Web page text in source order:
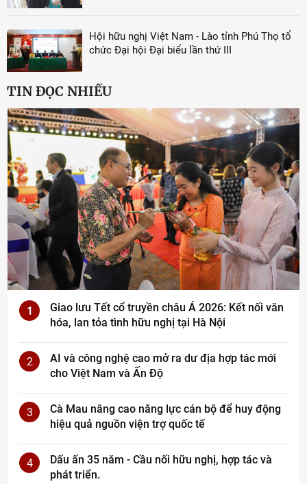
Hội hữu nghị Việt Nam - Lào tỉnh Phú Thọ tổ
chức Đại hội Đại biểu lần thứ III
TIN ĐỌC NHIỀU
1
Giao lưu Tết cổ truyền châu Á 2026: Kết nối văn
hóa, lan tỏa tình hữu nghị tại Hà Nội
2
AI và công nghệ cao mở ra dư địa hợp tác mới
cho Việt Nam và Ấn Độ
3
Cà Mau nâng cao năng lực cán bộ để huy động
hiệu quả nguồn viện trợ quốc tế
4
Dấu ấn 35 năm - Cầu nối hữu nghị, hợp tác và
phát triển.